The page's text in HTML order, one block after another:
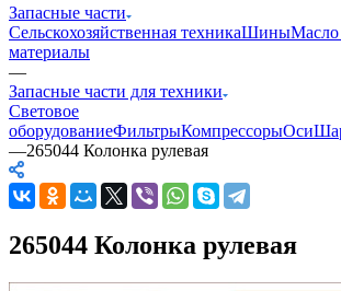
Запасные части
Сельскохозяйственная техникаШиныМасло
материалы
—
Запасные части для техники
Световое
оборудованиеФильтрыКомпрессорыОси
—265044 Колонка рулевая
265044 Колонка рулевая